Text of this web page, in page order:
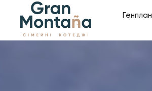
Генплан